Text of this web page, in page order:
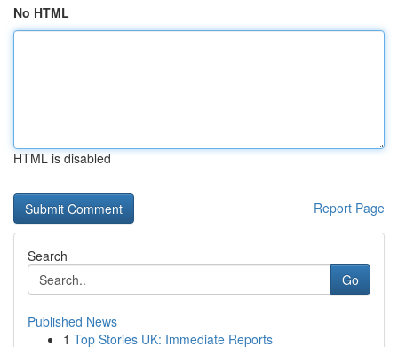
No HTML
HTML is disabled
Report Page
Search
Go
Published News
1 Top Stories UK: Immediate Reports